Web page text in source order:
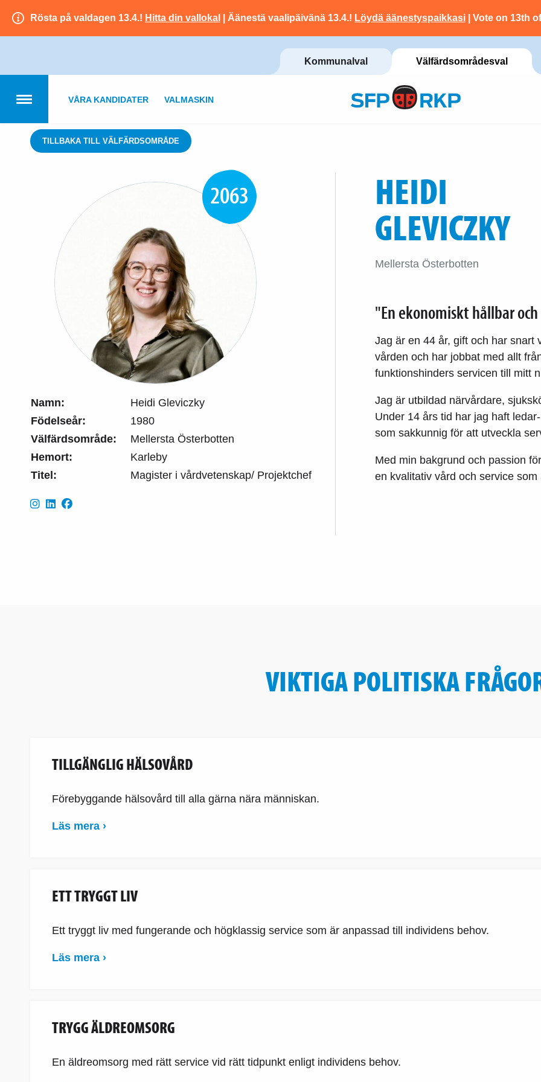
Rösta på valdagen 13.4.! Hitta din vallokal | Äänestä vaalipäivänä 13.4.! Löydä äänestyspaikkasi | Vote on 13th
Kommunalval Välfärdsområdesval
VÅRA KANDIDATER VALMASKIN
TILLBAKA TILL VÄLFÄRDSOMRÅDE
2063
Namn:
Heidi Gleviczky
Födelseår:
1980
Välfärdsområde:
Mellersta Österbotten
Hemort:
Karleby
Titel:
Magister i vårdvetenskap/ Projektchef
HEIDI
GLEVICZKY
Mellersta Österbotten
"En ekonomiskt hållbar
Jag är en 44 år, gift och har snart
vården och har jobbat med allt
funktionshinders servicen till mitt
Jag är utbildad närvårdare,
Under 14 års tid har jag haft
som sakkunnig för att utveckla
Med min bakgrund och passion
en kvalitativ vård och service
VIKTIGA POLITISKA
TILLGÄNGLIG HÄLSOVÅRD
Förebyggande hälsovård till alla gärna nära människan.
Läs mera ›
ETT TRYGGT LIV
Ett tryggt liv med fungerande och högklassig service som är anpassad till individens behov.
Läs mera ›
TRYGG ÄLDREOMSORG
En äldreomsorg med rätt service vid rätt tidpunkt enligt individens behov.